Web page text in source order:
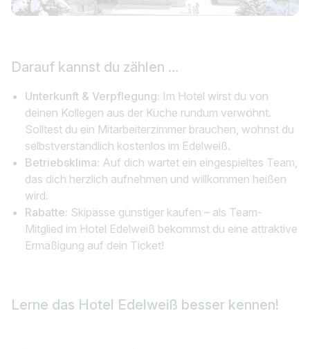
Darauf kannst du zählen …
Unterkunft & Verpflegung: Im Hotel wirst du von
deinen Kollegen aus der Küche rundum verwöhnt.
Solltest du ein Mitarbeiterzimmer brauchen, wohnst du
selbstverständlich kostenlos im Edelweiß.
Betriebsklima: Auf dich wartet ein eingespieltes Team,
das dich herzlich aufnehmen und willkommen heißen
wird.
Rabatte: Skipässe günstiger kaufen – als Team-
Mitglied im Hotel Edelweiß bekommst du eine attraktive
Ermäßigung auf dein Ticket!
Lerne das Hotel Edelweiß besser kennen!